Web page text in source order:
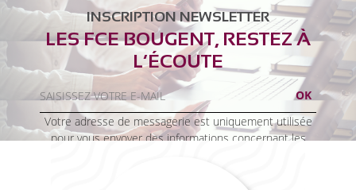
INSCRIPTION NEWSLETTER
LES FCE BOUGENT, RESTEZ À
L’ÉCOUTE
Votre adresse de messagerie est uniquement utilisée
pour vous envoyer des informations concernant les